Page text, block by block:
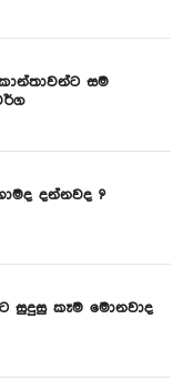
සම
දන්නවද ?
සුදුසු කෑම මොනවාද